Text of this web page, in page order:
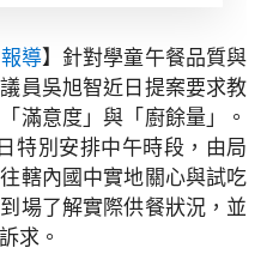
導】針對學童午餐品質與
員吳旭智近日提案要求教
滿意度」與「廚餘量」。
特別安排中午時段，由局
轄內國中實地關心與試吃
場了解實際供餐狀況，並
求。